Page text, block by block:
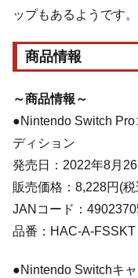
ップもあるようです。
商品情報
～商品情報～
●Nintendo Switch
ディション
発売日：2022年8月26
販売価格：8,228円(税
JANコード：
品番：HAC-A-FSSKT
●Nintendo Switchキ